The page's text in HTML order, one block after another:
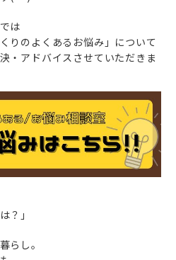
は
りのよくあるお悩み」について
・アドバイスさせていただきま
？」
らし。